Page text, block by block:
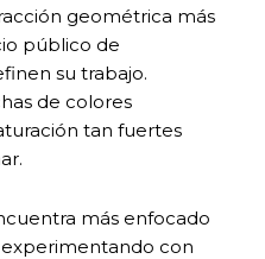
geométrica más
público de
su trabajo.
de colores
tan fuertes
más enfocado
con